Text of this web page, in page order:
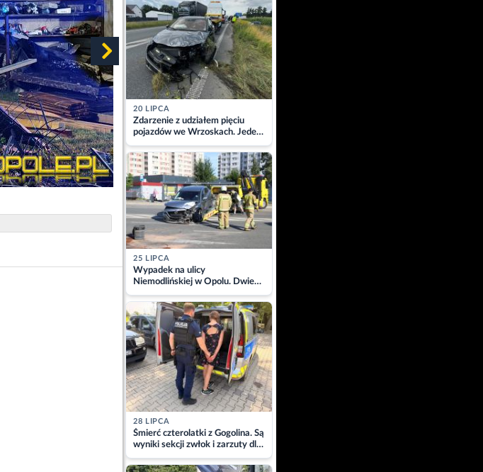
20 LIPCA
Zdarzenie z udziałem pięciu
pojazdów we Wrzoskach. Jeden
z kierowców zabrany w
kajdankach
25 LIPCA
Wypadek na ulicy
Niemodlińskiej w Opolu. Dwie
osoby w szpitalu
28 LIPCA
Śmierć czterolatki z Gogolina. Są
wyniki sekcji zwłok i zarzuty dla
matki